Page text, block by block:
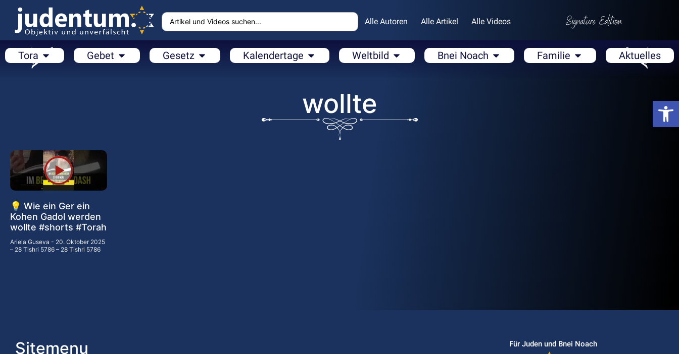
Alle Autoren Alle Artikel Alle Videos
Tora Gebet Gesetz Kalendertage Weltbild Bnei Noach Familie Aktuelles
wollte
💡 Wie ein Ger ein
Kohen Gadol werden
wollte #shorts #Torah
Ariela Guseva
20. Oktober 2025
– 28 Tishri 5786 – 28 Tishri 5786
Sitemenu Für Juden und Bnei Noach